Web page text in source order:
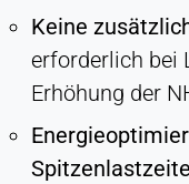
Keine
erforderlich bei
Erhöhung der